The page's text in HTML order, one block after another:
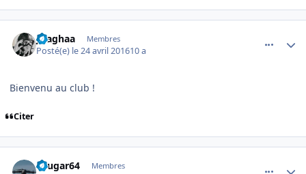
jlsaghaa Membres
Posté(e) le 24 avril 201610 a
Bienvenu au club !
Citer
cougar64 Membres